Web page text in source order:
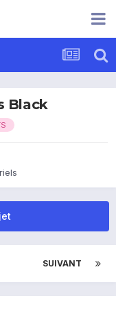
Black
SUIVANT